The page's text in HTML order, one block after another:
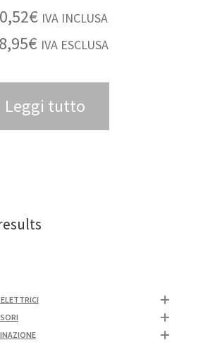
€ IVA INCLUSA
€ IVA ESCLUSA
Leggi tutto